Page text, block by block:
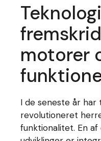
motorer
I de seneste år
revolutioneret
funktionalitet. En